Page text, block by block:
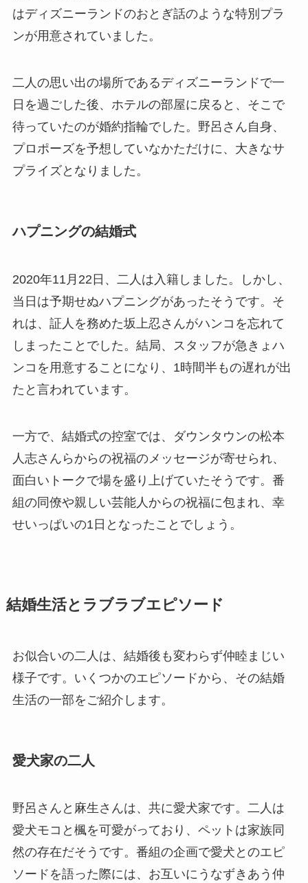
はディズニーランドのおとぎ話のような特別プラ
ンが用意されていました。
二人の思い出の場所であるディズニーランドで一
日を過ごした後、ホテルの部屋に戻ると、そこで
待っていたのが婚約指輪でした。野呂さん自身、
プロポーズを予想していなかただけに、大きなサ
プライズとなりました。
ハプニングの結婚式
2020年11月22日、二人は入籍しました。しかし、
当日は予期せぬハプニングがあったそうです。そ
れは、証人を務めた坂上忍さんがハンコを忘れて
しまったことでした。結局、スタッフが急きょハ
ンコを用意することになり、1時間半もの遅れが出
たと言われています。
一方で、結婚式の控室では、ダウンタウンの松本
人志さんらからの祝福のメッセージが寄せられ、
面白いトークで場を盛り上げていたそうです。番
組の同僚や親しい芸能人からの祝福に包まれ、幸
せいっぱいの1日となったことでしょう。
結婚生活とラブラブエピソード
お似合いの二人は、結婚後も変わらず仲睦まじい
様子です。いくつかのエピソードから、その結婚
生活の一部をご紹介します。
愛犬家の二人
野呂さんと麻生さんは、共に愛犬家です。二人は
愛犬モコと楓を可愛がっており、ペットは家族同
然の存在だそうです。番組の企画で愛犬とのエピ
ソードを語った際には、お互いにうなずきあう仲